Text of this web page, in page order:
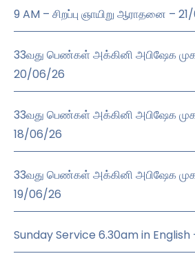
9 AM – சிறப்பு ஞாயிறு ஆராதனை –
33வது பெண்கள் அக்கினி அபிஷேக
20/06/26
33வது பெண்கள் அக்கினி அபிஷேக
18/06/26
33வது பெண்கள் அக்கினி அபிஷேக
19/06/26
Sunday Service 6.30am in